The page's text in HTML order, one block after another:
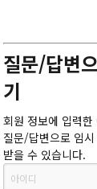
질문/답변
기
회원 정보에 입력
질문/답변으로 임
받을 수 있습니다.